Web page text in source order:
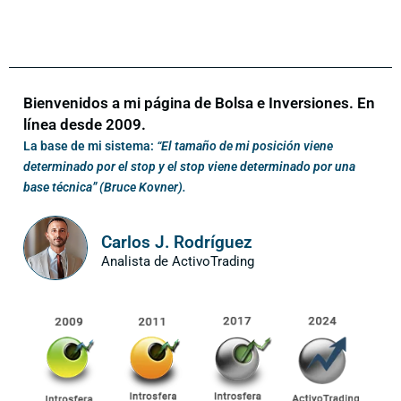
Bienvenidos a mi página de Bolsa e Inversiones. En
línea desde 2009.
La base de mi sistema: “El tamaño de mi posición viene
determinado por el stop y el stop viene determinado por una
base técnica” (Bruce Kovner).
Carlos J. Rodríguez
Analista de ActivoTrading